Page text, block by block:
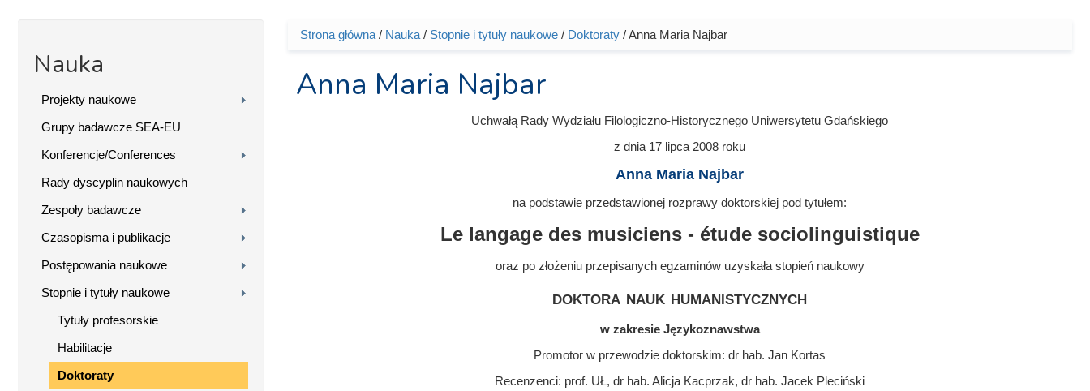
Nauka
Projekty naukowe
Grupy badawcze SEA-EU
Konferencje/Conferences
Rady dyscyplin naukowych
Zespoły badawcze
Czasopisma i publikacje
Postępowania naukowe
Stopnie i tytuły naukowe
Tytuły profesorskie
Habilitacje
Doktoraty
Jesteś tutaj
Strona główna/ Nauka/ Stopnie i tytuły naukowe/ Doktoraty/ Anna Maria Najbar
Anna Maria Najbar
Uchwałą Rady Wydziału Filologiczno-Historycznego Uniwersytetu Gdańskiego
z dnia 17 lipca 2008 roku
Anna Maria Najbar
na podstawie przedstawionej rozprawy doktorskiej pod tytułem:
Le langage des musiciens - étude sociolinguistique
oraz po złożeniu przepisanych egzaminów uzyskała stopień naukowy
doktora nauk humanistycznych
w zakresie Językoznawstwa
Promotor w przewodzie doktorskim: dr hab. Jan Kortas
Recenzenci: prof. UŁ, dr hab. Alicja Kacprzak, dr hab. Jacek Pleciński